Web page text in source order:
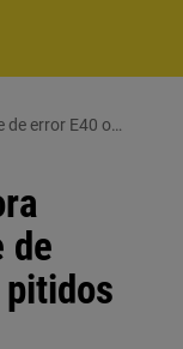
de error E40 o
de